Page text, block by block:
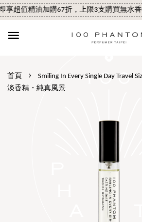
超值精油加購67折，上限3支購買無水香
首頁 ›
Smiling In Every Single Day Travel
淡香精・純真風景